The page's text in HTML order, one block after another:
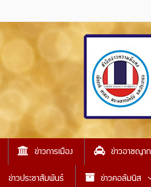
ข่าวการเมือง ข่าวอาชญา
ข่าวประชาสัมพันธ์ ข่าวคอลัมนิส